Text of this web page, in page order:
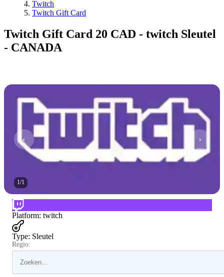
Twitch
Twitch Gift Card
Twitch Gift Card 20 CAD - twitch Sleutel
- CANADA
1/1
Platform: twitch
Type: Sleutel
Regio: